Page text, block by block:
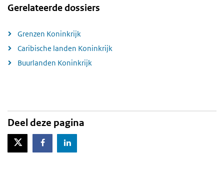
Gerelateerde dossiers
Grenzen Koninkrijk
Caribische landen Koninkrijk
Buurlanden Koninkrijk
Deel deze pagina
X-TwitterFacebookLinkedIn